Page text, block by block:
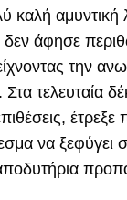
καλή αμυντική
άφησε
την
τελευταία
έτρεξε
να ξεφύγει